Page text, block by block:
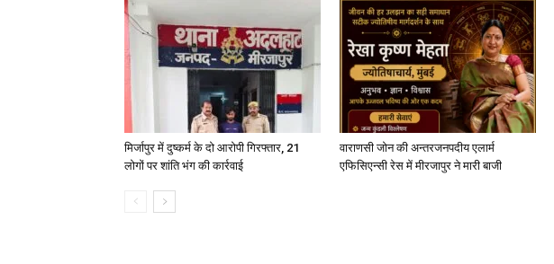
मिर्जापुर में दुष्कर्म के दो आरोपी गिरफ्तार, 21
लोगों पर शांति भंग की कार्रवाई
वाराणसी जोन की अन्तरजनपदीय एलार्म
एफिसिएन्सी रेस में मीरजापुर ने मारी बाजी